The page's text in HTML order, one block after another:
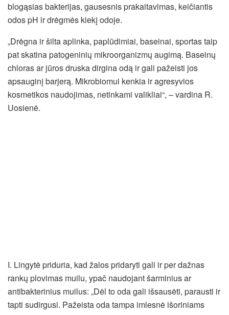
blogąsias bakterijas, gausesnis prakaitavimas, keičiantis
odos pH ir drėgmės kiekį odoje.
„Drėgna ir šilta aplinka, paplūdimiai, baseinai, sportas taip
pat skatina patogeninių mikroorganizmų augimą. Baseinų
chloras ar jūros druska dirgina odą ir gali pažeisti jos
apsauginį barjerą. Mikrobiomui kenkia ir agresyvios
kosmetikos naudojimas, netinkami valikliai“, – vardina R.
Uosienė.
I. Lingytė priduria, kad žalos pridaryti gali ir per dažnas
rankų plovimas muilu, ypač naudojant šarminius ar
antibakterinius muilus: „Dėl to oda gali išsausėti, parausti ir
tapti sudirgusi. Pažeista oda tampa imlesnė išoriniams